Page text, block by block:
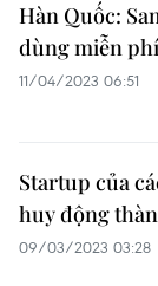
Hàn Quốc:
dùng miễn
11/04/2023 06:51
Startup của
huy động
09/03/2023 03:28